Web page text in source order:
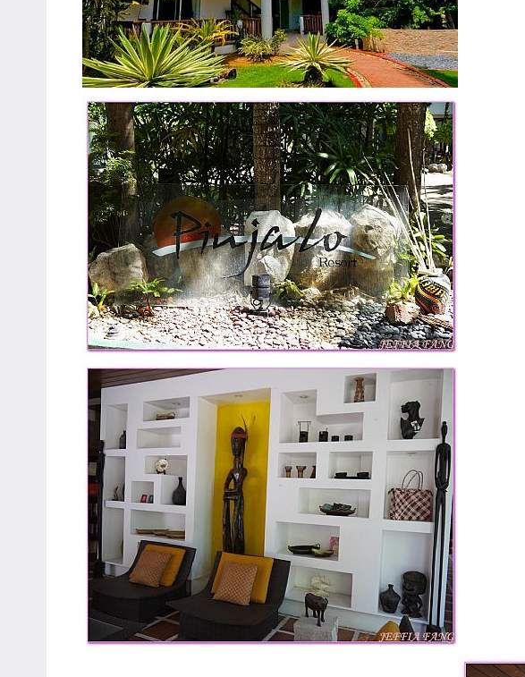
活
動
主
持、
學
校
企
業
講
座、
部
落
客
及
旅
雜
專
欄、
觀
光
局
作
達